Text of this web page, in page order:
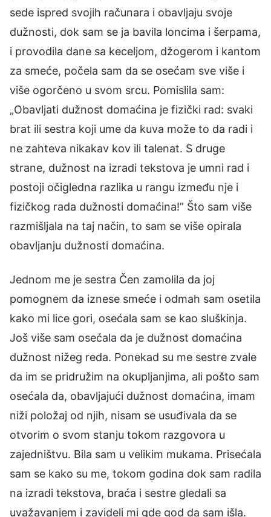
sede ispred svojih računara i obavljaju svoje
dužnosti, dok sam se ja bavila loncima i šerpama,
i provodila dane sa keceljom, džogerom i kantom
za smeće, počela sam da se osećam sve više i
više ogorčeno u svom srcu. Pomislila sam:
„Obavljati dužnost domaćina je fizički rad: svaki
brat ili sestra koji ume da kuva može to da radi i
ne zahteva nikakav kov ili talenat. S druge
strane, dužnost na izradi tekstova je umni rad i
postoji očigledna razlika u rangu između nje i
fizičkog rada dužnosti domaćina!” Što sam više
razmišljala na taj način, to sam se više opirala
obavljanju dužnosti domaćina.
Jednom me je sestra Čen zamolila da joj
pomognem da iznese smeće i odmah sam osetila
kako mi lice gori, osećala sam se kao sluškinja.
Još više sam osećala da je dužnost domaćina
dužnost nižeg reda. Ponekad su me sestre zvale
da im se pridružim na okupljanjima, ali pošto sam
osećala da, obavljajući dužnost domaćina, imam
niži položaj od njih, nisam se usuđivala da se
otvorim o svom stanju tokom razgovora u
zajedništvu. Bila sam u velikim mukama. Prisećala
sam se kako su me, tokom godina dok sam radila
na izradi tekstova, braća i sestre gledali sa
uvažavanjem i zavideli mi gde god da sam išla.